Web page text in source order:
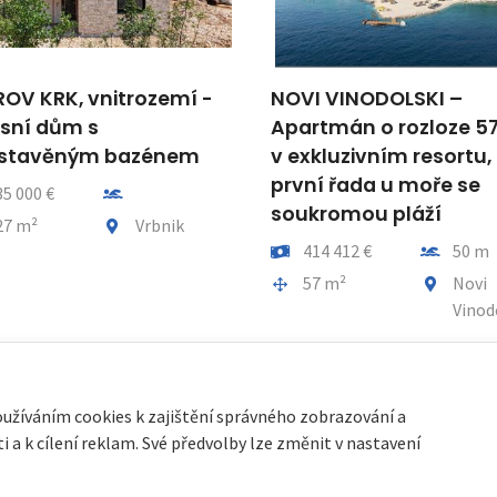
VINODOLSKI –
o rozloze 57 m²
resortu,
řada u moře se
pláží
ZADAR, VIR - Luxusní
apartmán se střešní
terasou a krásným
výhledem na moře
pláží Jadro! BS4
Cena768 000 €
45 m
Plocha celkem
151 m² Obec,Vir
cookies k zajištění správného zobrazování a
k cílení reklam. Své předvolby lze změnit v nastavení